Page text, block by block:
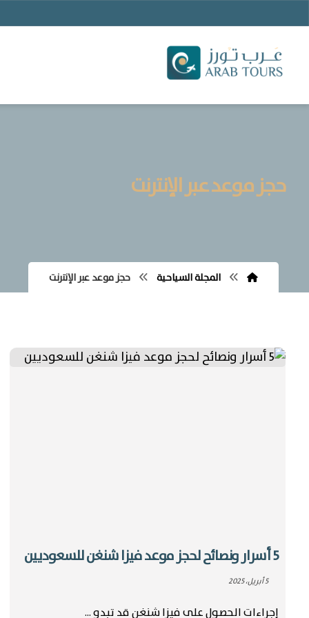
حجز موعد عبر الإنترنت
المجلة السياحية حجز موعد عبر الإنترنت
5 أسرار ونصائح لحجز موعد فيزا شنغن للسعوديين
5 أبريل، 2025
إجراءات الحصول على فيزا شنغن قد تبدو ...